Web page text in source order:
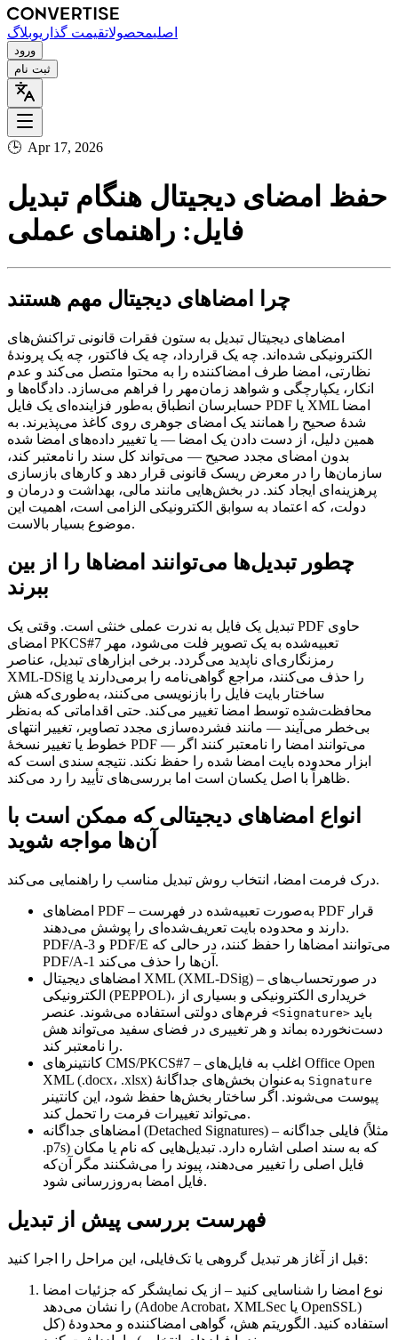
اصلیمحصولاتقیمت گذاریوبلاگ
ورود
ثبت نام
🕒 Apr 17, 2026
حفظ امضای دیجیتال هنگام تبدیل
فایل: راهنمای عملی
چرا امضاهای دیجیتال مهم هستند
امضاهای دیجیتال تبدیل به ستون فقرات قانونی تراکنش‌های
الکترونیکی شده‌اند. چه یک قرارداد، چه یک فاکتور، چه یک پرونده‌ٔ
نظارتی، امضا طرف امضاکننده را به محتوا متصل می‌کند و عدم
انکار، یکپارچگی و شواهد زمان‌مهر را فراهم می‌سازد. دادگاه‌ها و
حسابرسان انطباق به‌طور فزاینده‌ای یک فایل PDF یا XML امضا
شدهٔ صحیح را همانند یک امضای جوهری روی کاغذ می‌پذیرند. به
همین دلیل، از دست دادن یک امضا — یا تغییر داده‌های امضا شده
بدون امضای مجدد صحیح — می‌تواند کل سند را نامعتبر کند،
سازمان‌ها را در معرض ریسک قانونی قرار دهد و کارهای بازسازی
پرهزینه‌ای ایجاد کند. در بخش‌هایی مانند مالی، بهداشت و درمان و
دولت، که اعتماد به سوابق الکترونیکی الزامی است، اهمیت این
موضوع بسیار بالاست.
چطور تبدیل‌ها می‌توانند امضاها را از بین
ببرند
تبدیل یک فایل به ندرت عملی خنثی است. وقتی یک PDF حاوی
امضای PKCS#7 تعبیه‌شده به یک تصویر فلت می‌شود، مهر
رمزنگاری‌ای ناپدید می‌گردد. برخی ابزارهای تبدیل، عناصر
XML‑DSig را حذف می‌کنند، مراجع گواهی‌نامه را برمی‌دارند یا
ساختار بایت فایل را بازنویسی می‌کنند، به‌طوری‌که هش
محافظت‌شده توسط امضا تغییر می‌کند. حتی اقداماتی که به‌نظر
بی‌خطر می‌آیند — مانند فشرده‌سازی مجدد تصاویر، تغییر انتهای
خطوط یا تغییر نسخهٔ PDF — می‌توانند امضا را نامعتبر کنند اگر
ابزار محدوده بایت امضا شده را حفظ نکند. نتیجه سندی است که
ظاهراً با اصل یکسان است اما بررسی‌های تأیید را رد می‌کند.
انواع امضاهای دیجیتالی که ممکن است با
آن‌ها مواجه شوید
درک فرمت امضا، انتخاب روش تبدیل مناسب را راهنمایی می‌کند.
امضاهای PDF – به‌صورت تعبیه‌شده در فهرست PDF قرار
دارند و محدوده بایت تعریف‌شده‌ای را پوشش می‌دهند.
PDF/A‑3 و PDF/E می‌توانند امضاها را حفظ کنند، در حالی که
PDF/A‑1 آن‌ها را حذف می‌کند.
امضاهای دیجیتال XML (XML‑DSig) – در صورتحساب‌های
الکترونیکی (PEPPOL)، خریداری الکترونیکی و بسیاری از
<Signature>
دست‌نخورده بماند و هر تغییری در فضای سفید می‌تواند هش
را نامعتبر کند.
کانتینرهای CMS/PKCS#7 – اغلب به فایل‌های Office Open
Signature
پیوست می‌شوند. اگر ساختار بخش‌ها حفظ شود، این کانتینر
می‌تواند تغییرات فرمت را تحمل کند.
امضاهای جداگانه (Detached Signatures) – فایلی جداگانه (مثلاً
.p7s) که به سند اصلی اشاره دارد. تبدیل‌هایی که نام یا مکان
فایل اصلی را تغییر می‌دهند، پیوند را می‌شکنند مگر آن‌که
فایل امضا به‌روزرسانی شود.
فهرست بررسی پیش از تبدیل
قبل از آغاز هر تبدیل گروهی یا تک‌فایلی، این مراحل را اجرا کنید:
نوع امضا را شناسایی کنید – از یک نمایشگر که جزئیات امضا
را نشان می‌دهد (Adobe Acrobat، XMLSec یا OpenSSL)
استفاده کنید. الگوریتم هش، گواهی امضا‌کننده و محدودهٔ (کل